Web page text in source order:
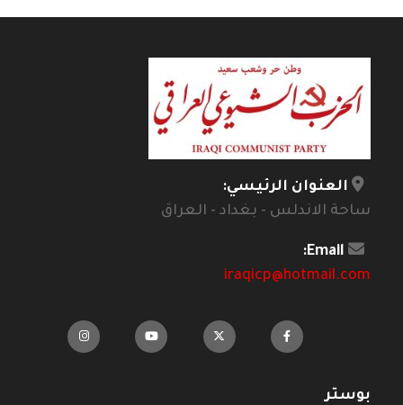
العنوان الرئيسي:
ساحة الاندلس - بغداد - العراق
Email:
iraqicp@hotmail.com
بوستر